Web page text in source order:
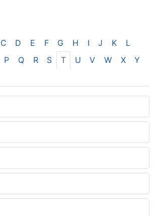
C D E F G H I J K
L
P Q R S T U V W X
Y